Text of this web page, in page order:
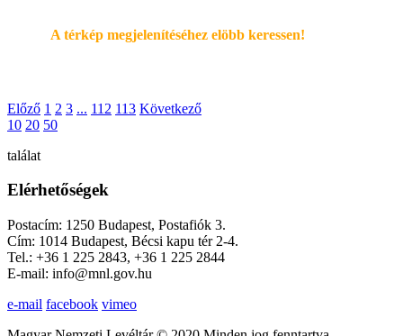
A térkép megjelenítéséhez elöbb keressen!
Előző 1 2 3 ... 112 113 Következő
10 20 50
találat
Elérhetőségek
Postacím: 1250 Budapest, Postafiók 3.
Cím: 1014 Budapest, Bécsi kapu tér 2-4.
Tel.: +36 1 225 2843, +36 1 225 2844
E-mail: info@mnl.gov.hu
e-mail facebook vimeo